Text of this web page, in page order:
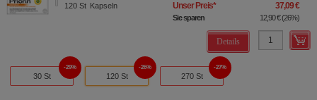
120 St Kapseln Unser Preis* 37,09 €
Sie sparen 12,90 €(26%)
Details
30 St
29%
120 St
26%
270 St
27%